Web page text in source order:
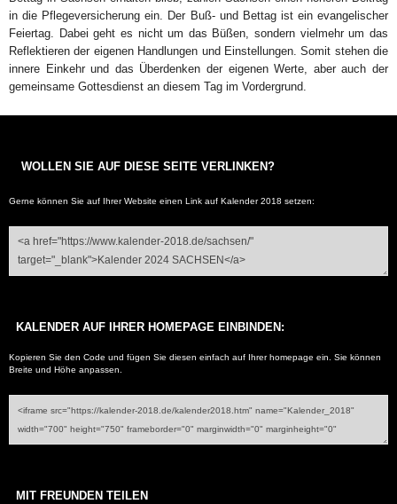
in die Pflegeversicherung ein. Der Buß- und Bettag ist ein evangelischer
Feiertag. Dabei geht es nicht um das Büßen, sondern vielmehr um das
Reflektieren der eigenen Handlungen und Einstellungen. Somit stehen die
innere Einkehr und das Überdenken der eigenen Werte, aber auch der
gemeinsame Gottesdienst an diesem Tag im Vordergrund.
WOLLEN SIE AUF DIESE SEITE VERLINKEN?
Gerne können Sie auf Ihrer Website einen Link auf Kalender 2018 setzen:
KALENDER AUF IHRER HOMEPAGE EINBINDEN:
Kopieren Sie den Code und fügen Sie diesen einfach auf Ihrer homepage ein. Sie können
Breite und Höhe anpassen.
MIT FREUNDEN TEILEN